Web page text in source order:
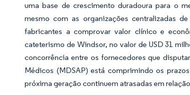
uma base de crescimento duradoura para o
mesmo com as organizações centralizadas
fabricantes a comprovar valor clínico e
cateterismo de Windsor, no valor de USD 31
concorrência entre os fornecedores que
Médicos (MDSAP) está comprimindo os
próxima geração continuem atrasadas em